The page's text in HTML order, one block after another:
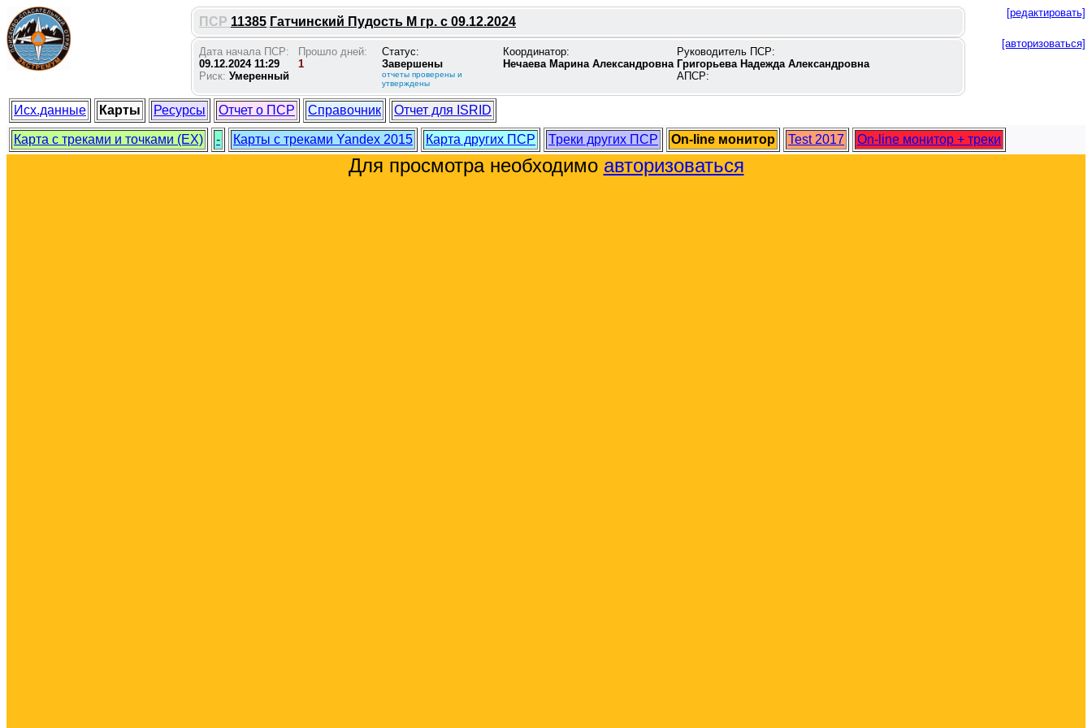
ПСР 11385 Гатчинский Пудость М гр. с 09.12.2024
[редактировать]
Дата начала ПСР:
09.12.2024 11:29
Риск: Умеренный
Прошло дней:
1
Статус:
Завершены
отчеты проверены и
утверждены
Координатор:
Нечаева Марина Александровна
Руководитель ПСР:
Григорьева Надежда Александровна
АПСР:
[авторизоваться]
Исх.данные Карты Ресурсы Отчет о ПСР Справочник Отчет для ISRID
Карта с треками и точками (EX) - Карты с треками Yandex 2015 Карта других ПСР Треки других ПСР On-line монитор Test 2017 On-line монитор + треки
Для просмотра необходимо авторизоваться